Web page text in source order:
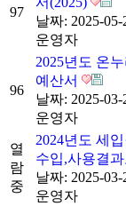
97
날짜: 2025-05-
운영자
96
2025년도 온
예산서
날짜: 2025-03-
운영자
열
람
중
2024년도 세
수입,사용결
날짜: 2025-03-
운영자